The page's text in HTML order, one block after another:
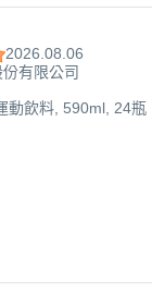
2026.08.06
有限公司
動飲料, 590ml, 24瓶